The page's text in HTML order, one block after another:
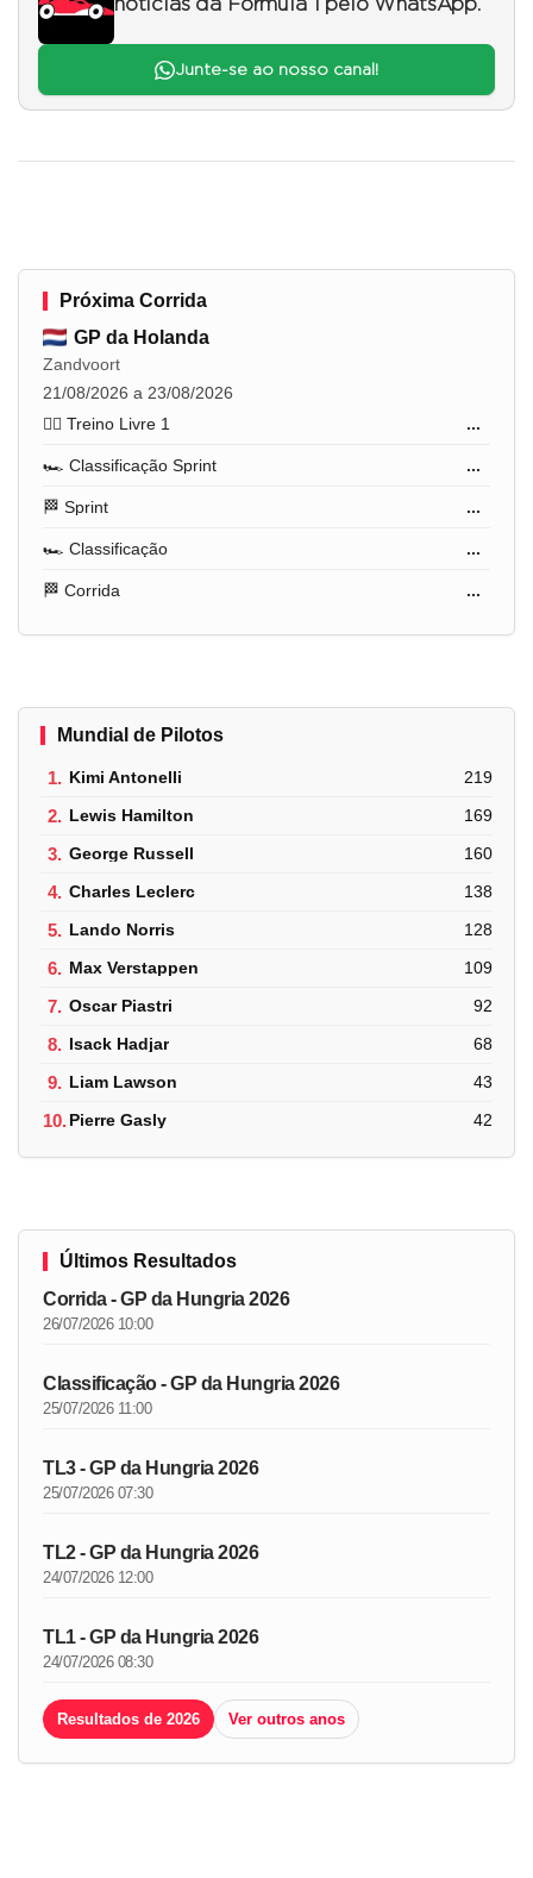
notícias da Fórmula 1 pelo WhatsApp.
Junte-se ao nosso canal!
Próxima Corrida
GP da Holanda
Zandvoort
21/08/2026 a 23/08/2026
🏋️‍♂️ Treino Livre 1
...
🏎️ Classificação Sprint ...
🏁 Sprint ...
🏎️ Classificação ...
🏁 Corrida ...
Mundial de Pilotos
1. Kimi Antonelli 219
2. Lewis Hamilton 169
3. George Russell 160
4. Charles Leclerc 138
5. Lando Norris 128
6. Max Verstappen 109
7. Oscar Piastri 92
8. Isack Hadjar 68
9. Liam Lawson 43
10.Pierre Gasly 42
Últimos Resultados
Corrida - GP da Hungria 2026
26/07/2026 10:00
Classificação - GP da Hungria 2026
25/07/2026 11:00
TL3 - GP da Hungria 2026
25/07/2026 07:30
TL2 - GP da Hungria 2026
24/07/2026 12:00
TL1 - GP da Hungria 2026
24/07/2026 08:30
Resultados de 2026 Ver outros anos